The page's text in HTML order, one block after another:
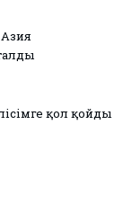
қол қойды